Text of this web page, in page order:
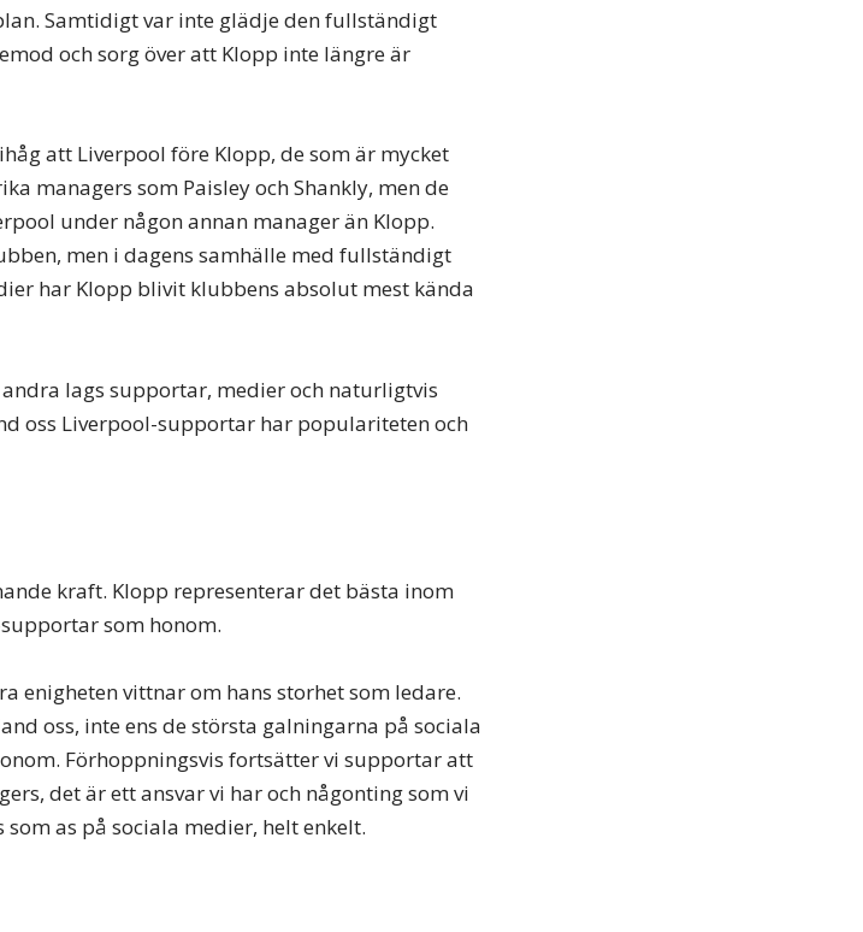
Samtidigt var inte glädje den fullständigt
och sorg över att Klopp inte längre är
att Liverpool före Klopp, de som är mycket
managers som Paisley och Shankly, men de
under någon annan manager än Klopp.
men i dagens samhälle med fullständigt
har Klopp blivit klubbens absolut mest kända
lags supportar, medier och naturligtvis
oss Liverpool-supportar har populariteten och
kraft. Klopp representerar det bästa inom
som honom.
enigheten vittnar om hans storhet som ledare.
oss, inte ens de största galningarna på sociala
Förhoppningsvis fortsätter vi supportar att
det är ett ansvar vi har och någonting som vi
as på sociala medier, helt enkelt.